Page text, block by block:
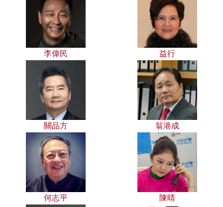
李偉民 益行
關品方 翁港成
何志平 陳晴